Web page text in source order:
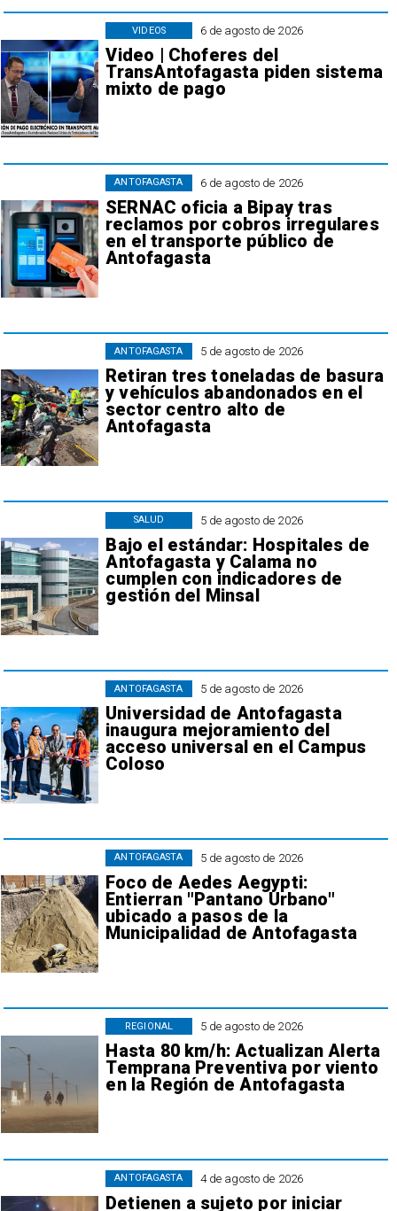
6 de agosto de 2026
Video | Choferes del
TransAntofagasta piden sistema
mixto de pago
VIDEOS
6 de agosto de 2026
SERNAC oficia a Bipay tras
reclamos por cobros irregulares
en el transporte público de
Antofagasta
ANTOFAGASTA
5 de agosto de 2026
Retiran tres toneladas de basura
y vehículos abandonados en el
sector centro alto de
Antofagasta
ANTOFAGASTA
5 de agosto de 2026
Bajo el estándar: Hospitales de
Antofagasta y Calama no
cumplen con indicadores de
gestión del Minsal
SALUD
5 de agosto de 2026
Universidad de Antofagasta
inaugura mejoramiento del
acceso universal en el Campus
Coloso
ANTOFAGASTA
5 de agosto de 2026
Foco de Aedes Aegypti:
Entierran "Pantano Urbano"
ubicado a pasos de la
Municipalidad de Antofagasta
ANTOFAGASTA
5 de agosto de 2026
Hasta 80 km/h: Actualizan Alerta
Temprana Preventiva por viento
en la Región de Antofagasta
REGIONAL
4 de agosto de 2026
Detienen a sujeto por iniciar
ANTOFAGASTA